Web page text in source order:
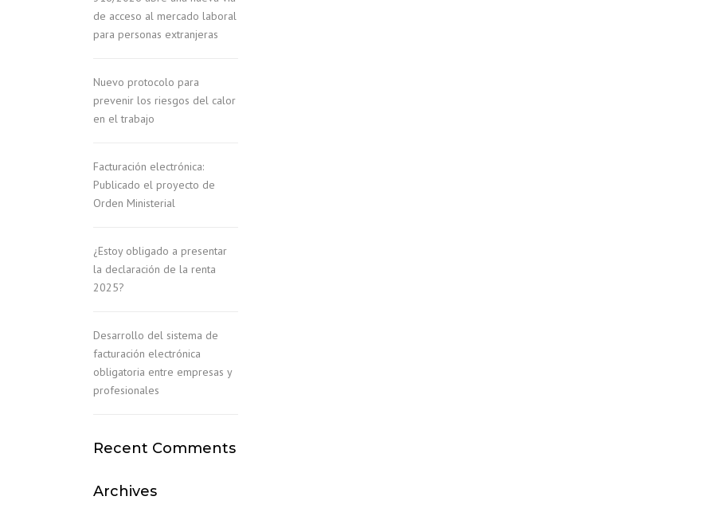
de acceso al mercado laboral
para personas extranjeras
Nuevo protocolo para
prevenir los riesgos del calor
en el trabajo
Facturación electrónica:
Publicado el proyecto de
Orden Ministerial
¿Estoy obligado a presentar
la declaración de la renta
2025?
Desarrollo del sistema de
facturación electrónica
obligatoria entre empresas y
profesionales
Recent Comments
Archives